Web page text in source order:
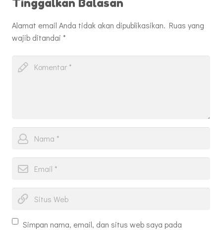
Tinggalkan Balasan
Alamat email Anda tidak akan dipublikasikan. Ruas yang
wajib ditandai *
Simpan nama, email, dan situs web saya pada